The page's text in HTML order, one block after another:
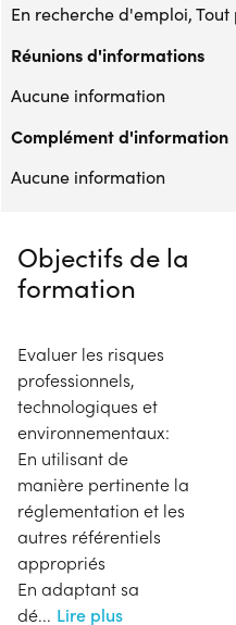
En recherche d'emploi,
Réunions d'informations
Aucune information
Complément d'information
Aucune information
Objectifs de la
formation
Evaluer les risques
professionnels,
technologiques et
environnementaux:
En utilisant de
manière pertinente la
réglementation et les
autres référentiels
appropriés
En adaptant sa
dé... Lire plus